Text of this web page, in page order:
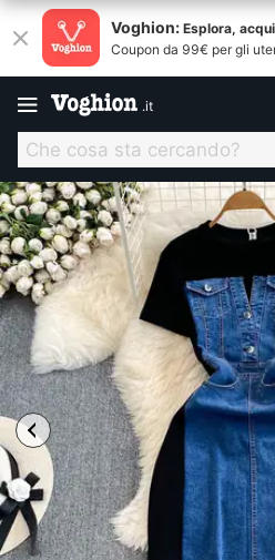
Voghion: Esplora,
Coupon da 99€ per gli
.it